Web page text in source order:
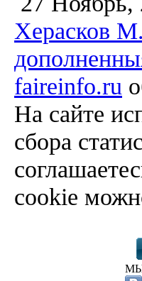
Херасков
faireinfo.ru
На сайте
сбора
cookie